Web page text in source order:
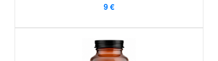
9 €